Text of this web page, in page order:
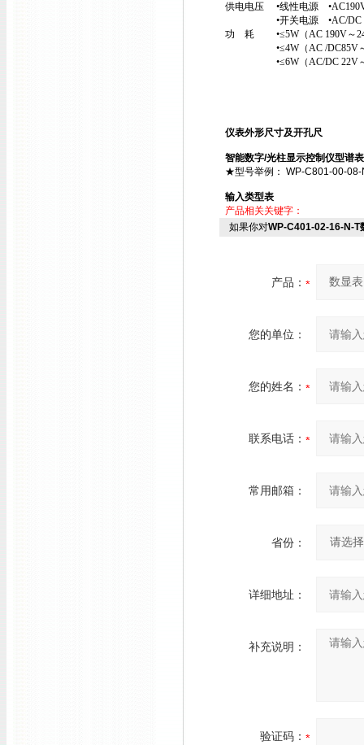
供电电压 •线性电源
•开关电源 •AC/DC 90V
功 耗 •≤5W（AC 190V～
•≤4W（AC /DC85V～
•≤6W（AC/DC 22V～
仪表外形尺寸及开孔尺
智能数字/光柱显示控制仪型谱表
★型号举例： WP-C801-00-
输入类型表
产品相关关键字：
如果你对WP-C401-02-16-N-T
产品：
您的单位：
您的姓名：
联系电话：
常用邮箱：
省份：
详细地址：
补充说明：
验证码：